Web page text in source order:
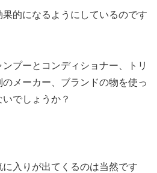
的になるようにしているのです
プーとコンディショナー、トリ
メーカー、ブランドの物を使っ
でしょうか？
入りが出てくるのは当然です